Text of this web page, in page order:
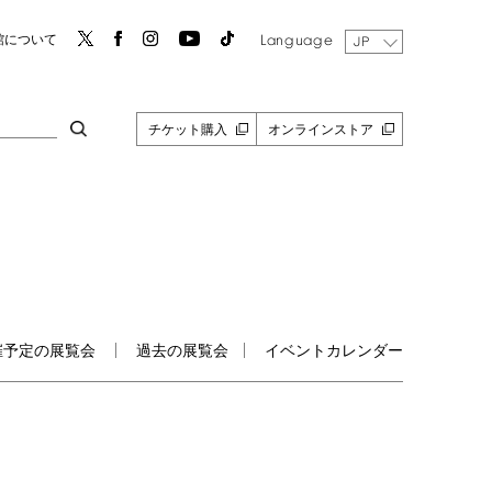
について Language JP
チケット購入 オンラインストア
予定の展覧会 過去の展覧会 イベントカレンダー